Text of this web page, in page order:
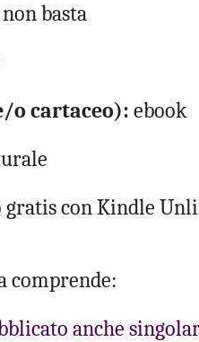
basta
o cartaceo): ebook
gratis con Kindle
comprende:
anche